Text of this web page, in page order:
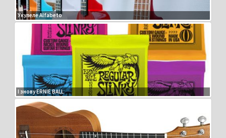
Укулеле Alfabeto
І знову ERNIE BALL